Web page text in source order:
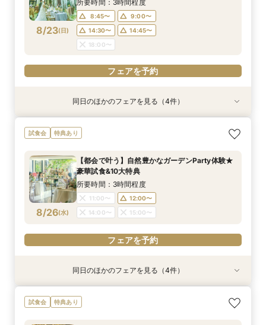
18:00〜
フェアを予約
18:00〜
フェアを予約
18:00〜
フェアを予約
18:00〜
フェアを予約
8/23(日)
所要時間：3時間程度
8:45〜
9:00〜
14:30〜
14:45〜
18:00〜
フェアを予約
特典あり 動画あり
8/23(日)
【ガーデン挙式希望の方】都心で叶う海外ウエ
ディング体感×試食
8:45〜
9:00〜
14:30〜
14:45〜
18:00〜
特典あり
8/23(日)
初見学でも安心◎「即決なし」アップ額が少ない
新プラン×試食付
8:45〜
9:00〜
14:30〜
14:45〜
18:00〜
特典あり
8/23(日)
【料理ランクUP特典付】シェフ渾身和牛コース
試食×料理演出体験
8:45〜
9:00〜
14:30〜
14:45〜
18:00〜
特典あり
8/23(日)
≪大好評！ペットとの結婚式≫ペットも安心まる
ごと相談*特典付
8:45〜
9:00〜
14:30〜
14:45〜
18:00〜
同日のほかのフェアを見る（4件）
試食会 特典あり
8/26(水)
【都会で叶う】自然豊かなガーデンParty体験★
豪華試食&10大特典
所要時間：3時間程度
11:00〜
12:00〜
14:00〜
15:00〜
フェアを予約
特典あり
≪大好評！ペットとの結婚式≫ペットも安心まる
ごと相談*特典付
特典あり
【ガーデン挙式希望の方】都心で叶う海外ウエ
ディング体感×試食
特典あり
初見学でも安心◎「即決なし」アップ額が少ない
新プラン×試食付
特典あり
【料理ランクUP特典付】シェフ渾身和牛コース
試食×料理演出体験
同日のほかのフェアを見る（4件）
試食会 特典あり